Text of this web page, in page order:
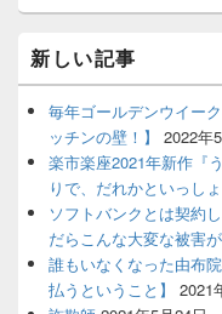
新しい記事
毎年ゴールデンウイー
ッチンの壁！】
2022年
楽市楽座2021年新作『
りで、だれかといっしょ
ソフトバンクとは契約
だらこんな大変な被害
誰もいなくなった由布
払うということ】
2021